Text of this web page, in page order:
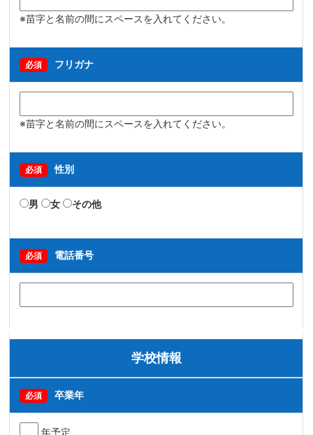
※苗字と名前の間にスペースを入れてください。
必須 フリガナ
※苗字と名前の間にスペースを入れてください。
必須 性別
男 女 その他
必須 電話番号
学校情報
必須 卒業年
年予定